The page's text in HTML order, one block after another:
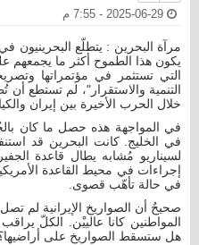
مرآة البحرين : يتطلّع البحرينيون
يكون هذا الطموح أكثر ما يجمعهم
التي تستثمر في مؤتمراتها
التنمية والاستقرار"، لم تستطع
خلال الحرب الأخيرة بين إيران
في المواجهة هذه حصل ما كان
في الخليج. كانت البحرين قد
لسيناريو مُشابه يطال قاعدة
إجراءات في محيط القاعدة
في حالة تأهّب قصوى.
صحيحٌ أن الصواريخ الإيرانية لم
المواطنين كانا عالييْن. الكلّ
هل ستسقط الصواريخ على